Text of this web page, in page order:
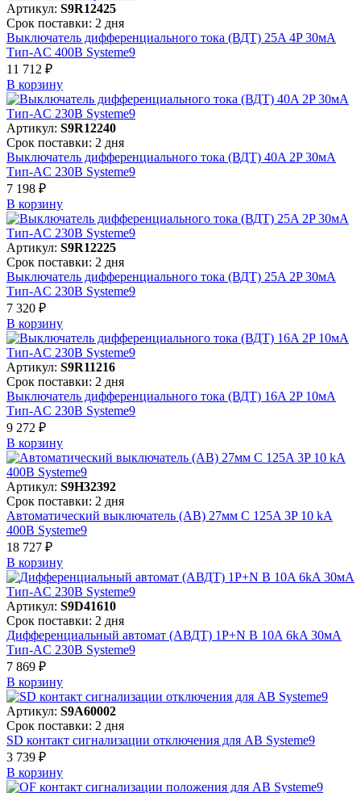
Артикул: S9R12425
Срок поставки: 2 дня
Выключатель дифференциального тока (ВДТ) 25A 4P 30мА
Тип-AC 400В Systeme9
11 712 ₽
В корзинy
Артикул: S9R12240
Срок поставки: 2 дня
Выключатель дифференциального тока (ВДТ) 40A 2P 30мА
Тип-AC 230В Systeme9
7 198 ₽
В корзинy
Артикул: S9R12225
Срок поставки: 2 дня
Выключатель дифференциального тока (ВДТ) 25A 2P 30мА
Тип-AC 230В Systeme9
7 320 ₽
В корзинy
Артикул: S9R11216
Срок поставки: 2 дня
Выключатель дифференциального тока (ВДТ) 16A 2P 10мА
Тип-AC 230В Systeme9
9 272 ₽
В корзинy
Артикул: S9H32392
Срок поставки: 2 дня
Автоматический выключатель (АВ) 27мм C 125A 3P 10 kA
400В Systeme9
18 727 ₽
В корзинy
Артикул: S9D41610
Срок поставки: 2 дня
Дифференциальный автомат (АВДТ) 1P+N B 10A 6kA 30мА
Тип-AC 230В Systeme9
7 869 ₽
В корзинy
Артикул: S9A60002
Срок поставки: 2 дня
SD контакт сигнализации отключения для АВ Systeme9
3 739 ₽
В корзинy